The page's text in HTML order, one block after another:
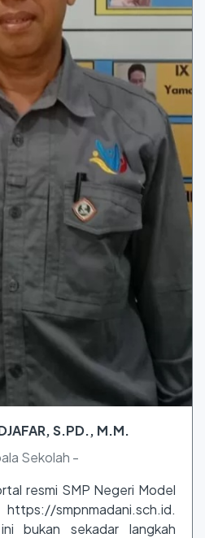
S.PD., M.M.
Sekolah -
resmi SMP Negeri Model
smpnmadani.sch.id.
bukan sekadar langkah